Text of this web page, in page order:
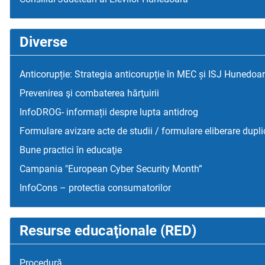
Diverse
Anticorupție: Strategia anticorupție în MEC și ISJ
Prevenirea şi combaterea hărţuirii
InfoDROG- informații despre lupta antidrog
Formulare avizare acte de studii / formulare eliberare
Bune practici în educaţie
Campania "European Cyber Security Month”
InfoCons – protectia consumatorilor
Resurse educaţionale (RED)